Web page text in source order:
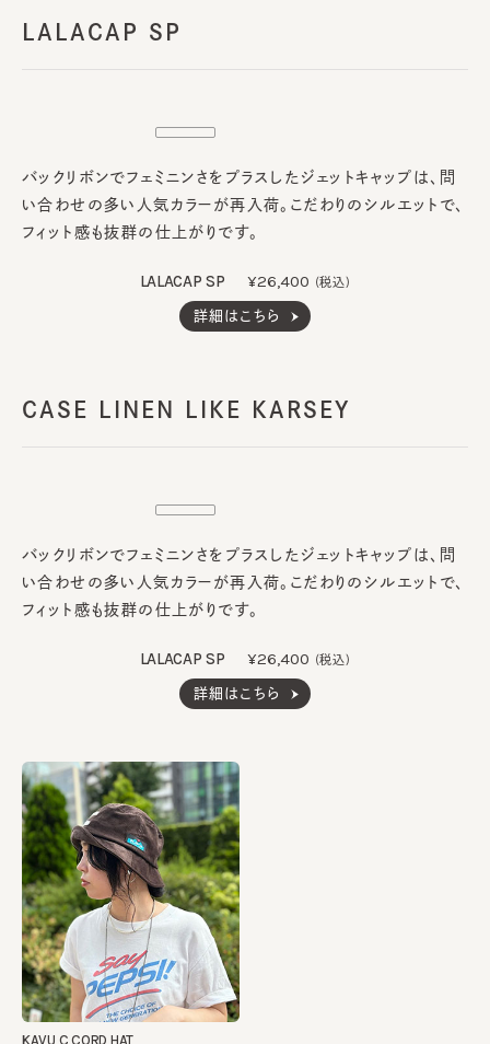
LALACAP SP
バックリボンでフェミニンさをプラスしたジェットキャップは、問
い合わせの多い人気カラーが再入荷。こだわりのシルエットで、
フィット感も抜群の仕上がりです。
LALACAP SP ¥26,400 (税込)
詳細はこちら
CASE LINEN LIKE KARSEY
バックリボンでフェミニンさをプラスしたジェットキャップは、問
い合わせの多い人気カラーが再入荷。こだわりのシルエットで、
フィット感も抜群の仕上がりです。
LALACAP SP ¥26,400 (税込)
詳細はこちら
KAVU C CORD HAT